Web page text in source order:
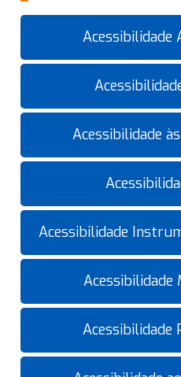
Acessibilidade
Acessibilidade
Acessibilidade
Acessibilidade
Acessibilidade